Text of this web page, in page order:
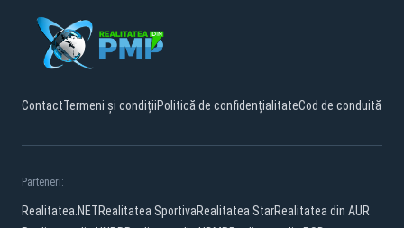
ContactTermeni și condițiiPolitică de confidențialitateCod de conduită
Parteneri:
Realitatea.NETRealitatea SportivaRealitatea StarRealitatea din AUR